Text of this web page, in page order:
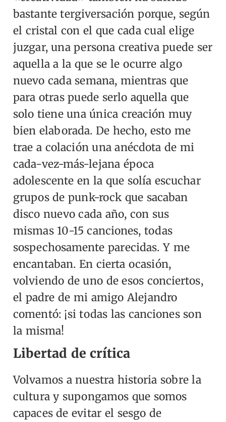
bastante tergiversación porque, según
el cristal con el que cada cual elige
juzgar, una persona creativa puede ser
aquella a la que se le ocurre algo
nuevo cada semana, mientras que
para otras puede serlo aquella que
solo tiene una única creación muy
bien elaborada. De hecho, esto me
trae a colación una anécdota de mi
cada-vez-más-lejana época
adolescente en la que solía escuchar
grupos de punk-rock que sacaban
disco nuevo cada año, con sus
mismas 10-15 canciones, todas
sospechosamente parecidas. Y me
encantaban. En cierta ocasión,
volviendo de uno de esos conciertos,
el padre de mi amigo Alejandro
comentó: ¡si todas las canciones son
la misma!
Libertad de crítica
Volvamos a nuestra historia sobre la
cultura y supongamos que somos
capaces de evitar el sesgo de